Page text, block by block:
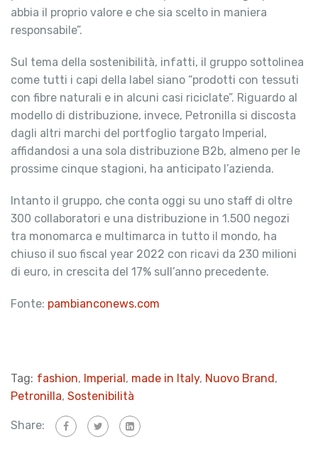
abbia il proprio valore e che sia scelto in maniera
responsabile”.
Sul tema della sostenibilità, infatti, il gruppo sottolinea
come tutti i capi della label siano “prodotti con tessuti
con fibre naturali e in alcuni casi riciclate”. Riguardo al
modello di distribuzione, invece, Petronilla si discosta
dagli altri marchi del portfoglio targato Imperial,
affidandosi a una sola distribuzione B2b, almeno per le
prossime cinque stagioni, ha anticipato l’azienda.
Intanto il gruppo, che conta oggi su uno staff di oltre
300 collaboratori e una distribuzione in 1.500 negozi
tra monomarca e multimarca in tutto il mondo, ha
chiuso il suo fiscal year 2022 con ricavi da 230 milioni
di euro, in crescita del 17% sull’anno precedente.
Fonte: pambianconews.com
Tag: fashion, Imperial, made in Italy, Nuovo Brand,
Petronilla, Sostenibilità
Share: